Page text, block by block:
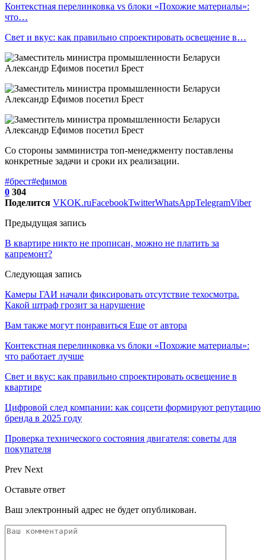
Контекстная перелинковка vs блоки «Похожие материалы»:
что…
Свет и вкус: как правильно спроектировать освещение в…
Со стороны замминистра топ-менеджменту поставлены
конкретные задачи и сроки их реализации.
#брест#ефимов
0 304
Поделится VKOK.ruFacebookTwitterWhatsAppTelegramViber
Предыдущая запись
В квартире никто не прописан, можно не платить за
капремонт?
Следующая запись
Камеры ГАИ начали фиксировать отсутствие техосмотра.
Какой штраф грозит за нарушение
Вам также могут понравиться Еще от автора
Контекстная перелинковка vs блоки «Похожие материалы»:
что работает лучше
Свет и вкус: как правильно спроектировать освещение в
квартире
Цифровой след компании: как соцсети формируют репутацию
бренда в 2025 году
Проверка технического состояния двигателя: советы для
покупателя
Prev Next
Оставьте ответ
Ваш электронный адрес не будет опубликован.